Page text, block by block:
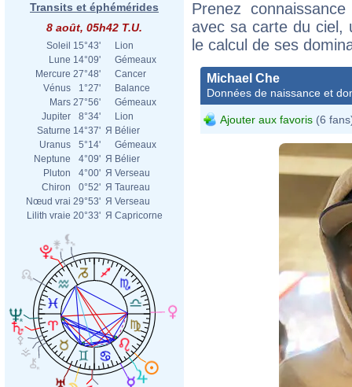
Transits et éphémérides
8 août, 05h42 T.U.
Soleil 15°43'
Lion
Lune 14°09'
Gémeaux
Mercure 27°48'
Cancer
Vénus
1°27'
Balance
Mars 27°56'
Gémeaux
Jupiter
8°34'
Lion
Saturne 14°37' Я Bélier
Uranus
5°14'
Gémeaux
Neptune
4°09' Я Bélier
Pluton
4°00' Я Verseau
Chiron
0°52' Я Taureau
Nœud vrai 29°53' Я Verseau
Lilith vraie 20°33' Я Capricorne
Prenez
avec sa carte du ciel,
le calcul de ses
Michael Che
Données de naissance et
Ajouter aux favoris (6